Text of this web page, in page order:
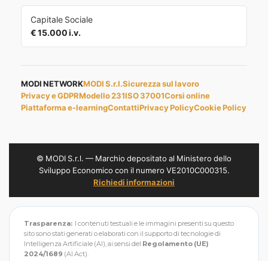
Capitale Sociale
€ 15.000 i.v.
MODI NETWORKMODI S.r.l.Sicurezza sul lavoro
Privacy e GDPRModello 231ISO 37001Corsi online
Piattaforma e-learningContattiPrivacy PolicyCookie Policy
© MODI S.r.l. — Marchio depositato al Ministero dello
Sviluppo Economico con il numero VE2010C000315.
Richiedi informazioni
Trasparenza: I contenuti testuali e le immagini presenti su questo
sito sono stati generati o elaborati con il supporto di tecnologie di
Intelligenza Artificiale (AI), ai sensi del Regolamento (UE)
2024/1689 (AI Act).